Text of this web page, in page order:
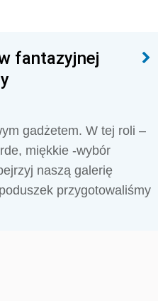
fantazyjnej
gadżetem. W tej roli –
miękkie -wybór
naszą galerię
przygotowaliśmy